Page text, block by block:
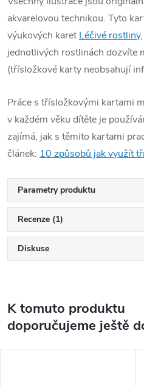
akvarelovou technikou. Tyto
výukových karetLéčivé rostliny
jednotlivých rostlinách dozvíte
(třísložkové karty neobsahují
Práce s třísložkovými kartami
v každém věku dítěte je
zajímá, jak s těmito kartami
článek: 10 způsobů jak využít
Parametry produktu
Recenze (1)
Diskuse
K tomuto produktu
doporučujeme ještě